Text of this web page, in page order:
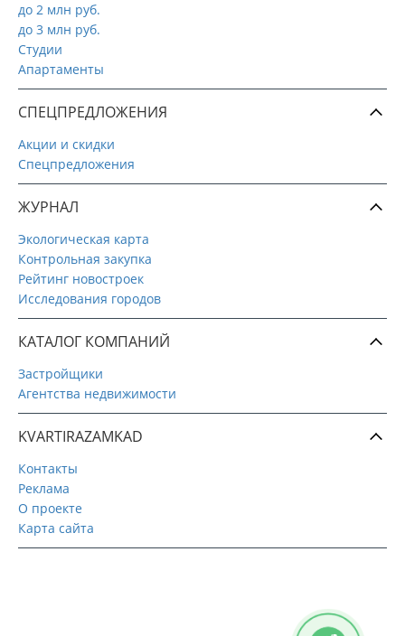
до 2 млн руб.
до 3 млн руб.
Студии
Апартаменты
СПЕЦПРЕДЛОЖЕНИЯ
Акции и скидки
Спецпредложения
ЖУРНАЛ
Экологическая карта
Контрольная закупка
Рейтинг новостроек
Исследования городов
КАТАЛОГ КОМПАНИЙ
Застройщики
Агентства недвижимости
KVARTIRAZAMKAD
Контакты
Реклама
О проекте
Карта сайта